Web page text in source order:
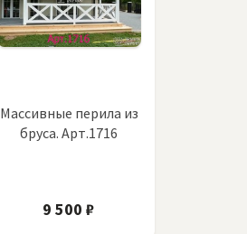
Массивные перила из
бруса. Арт.1716
9 500 ₽